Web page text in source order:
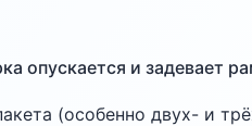
опускается и задевает
(особенно двух- и